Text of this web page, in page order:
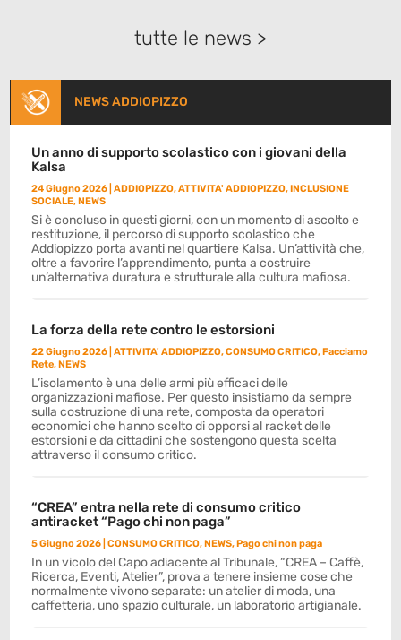
tutte le news >
NEWS ADDIOPIZZO
Un anno di supporto scolastico con i giovani della
Kalsa
24 Giugno 2026 |ADDIOPIZZO,ATTIVITA' ADDIOPIZZO,INCLUSIONE
SOCIALE,NEWS
Si è concluso in questi giorni, con un momento di ascolto e
restituzione, il percorso di supporto scolastico che
Addiopizzo porta avanti nel quartiere Kalsa. Un’attività che,
oltre a favorire l’apprendimento, punta a costruire
un’alternativa duratura e strutturale alla cultura mafiosa.
La forza della rete contro le estorsioni
22 Giugno 2026 |ATTIVITA' ADDIOPIZZO,CONSUMO CRITICO,Facciamo
Rete,NEWS
L’isolamento è una delle armi più efficaci delle
organizzazioni mafiose. Per questo insistiamo da sempre
sulla costruzione di una rete, composta da operatori
economici che hanno scelto di opporsi al racket delle
estorsioni e da cittadini che sostengono questa scelta
attraverso il consumo critico.
“CREA” entra nella rete di consumo critico
antiracket “Pago chi non paga”
5 Giugno 2026 |CONSUMO CRITICO,NEWS,Pago chi non paga
In un vicolo del Capo adiacente al Tribunale, “CREA – Caffè,
Ricerca, Eventi, Atelier”, prova a tenere insieme cose che
normalmente vivono separate: un atelier di moda, una
caffetteria, uno spazio culturale, un laboratorio artigianale.